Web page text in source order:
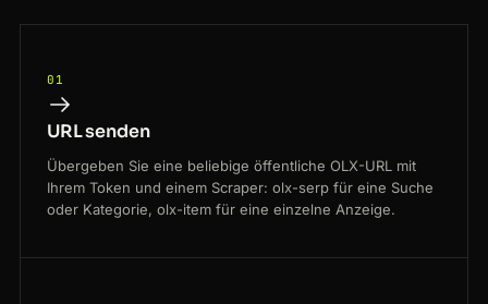
01
URL senden
Übergeben Sie eine beliebige öffentliche OLX-URL mit
Ihrem Token und einem Scraper: olx-serp für eine Suche
oder Kategorie, olx-item für eine einzelne Anzeige.